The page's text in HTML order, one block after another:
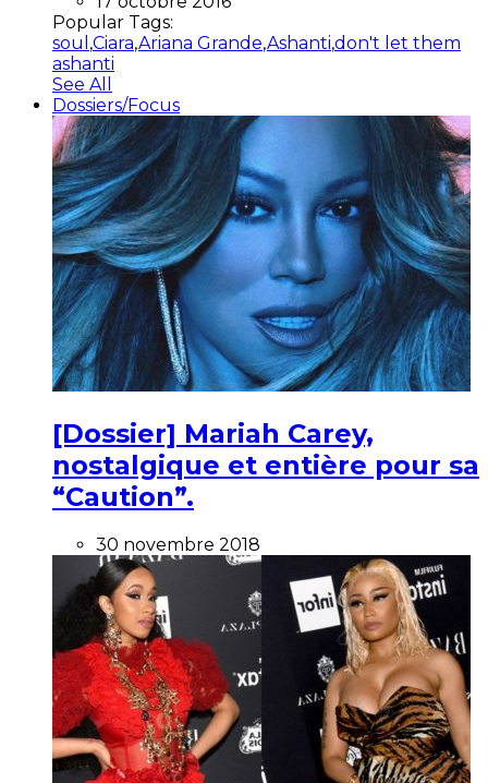
Popular Tags:
soul ,Ciara,Ariana Grande,Ashanti,don't let them
ashanti
See All
Dossiers/Focus
[Dossier] Mariah Carey,
nostalgique et entière pour sa
“Caution”.
30 novembre 2018